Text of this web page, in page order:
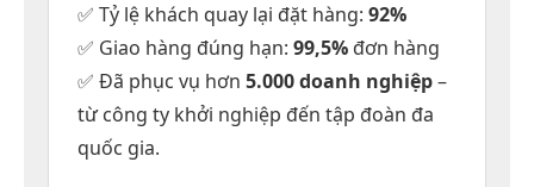
Áo thun cổ trụ xanh ngọc 3 sọc
✅ Tỷ lệ khách quay lại đặt hàng: 92%
✅ Giao hàng đúng hạn: 99,5% đơn hàng
✅ Đã phục vụ hơn 5.000 doanh nghiệp–
từ công ty khởi nghiệp đến tập đoàn đa
quốc gia.